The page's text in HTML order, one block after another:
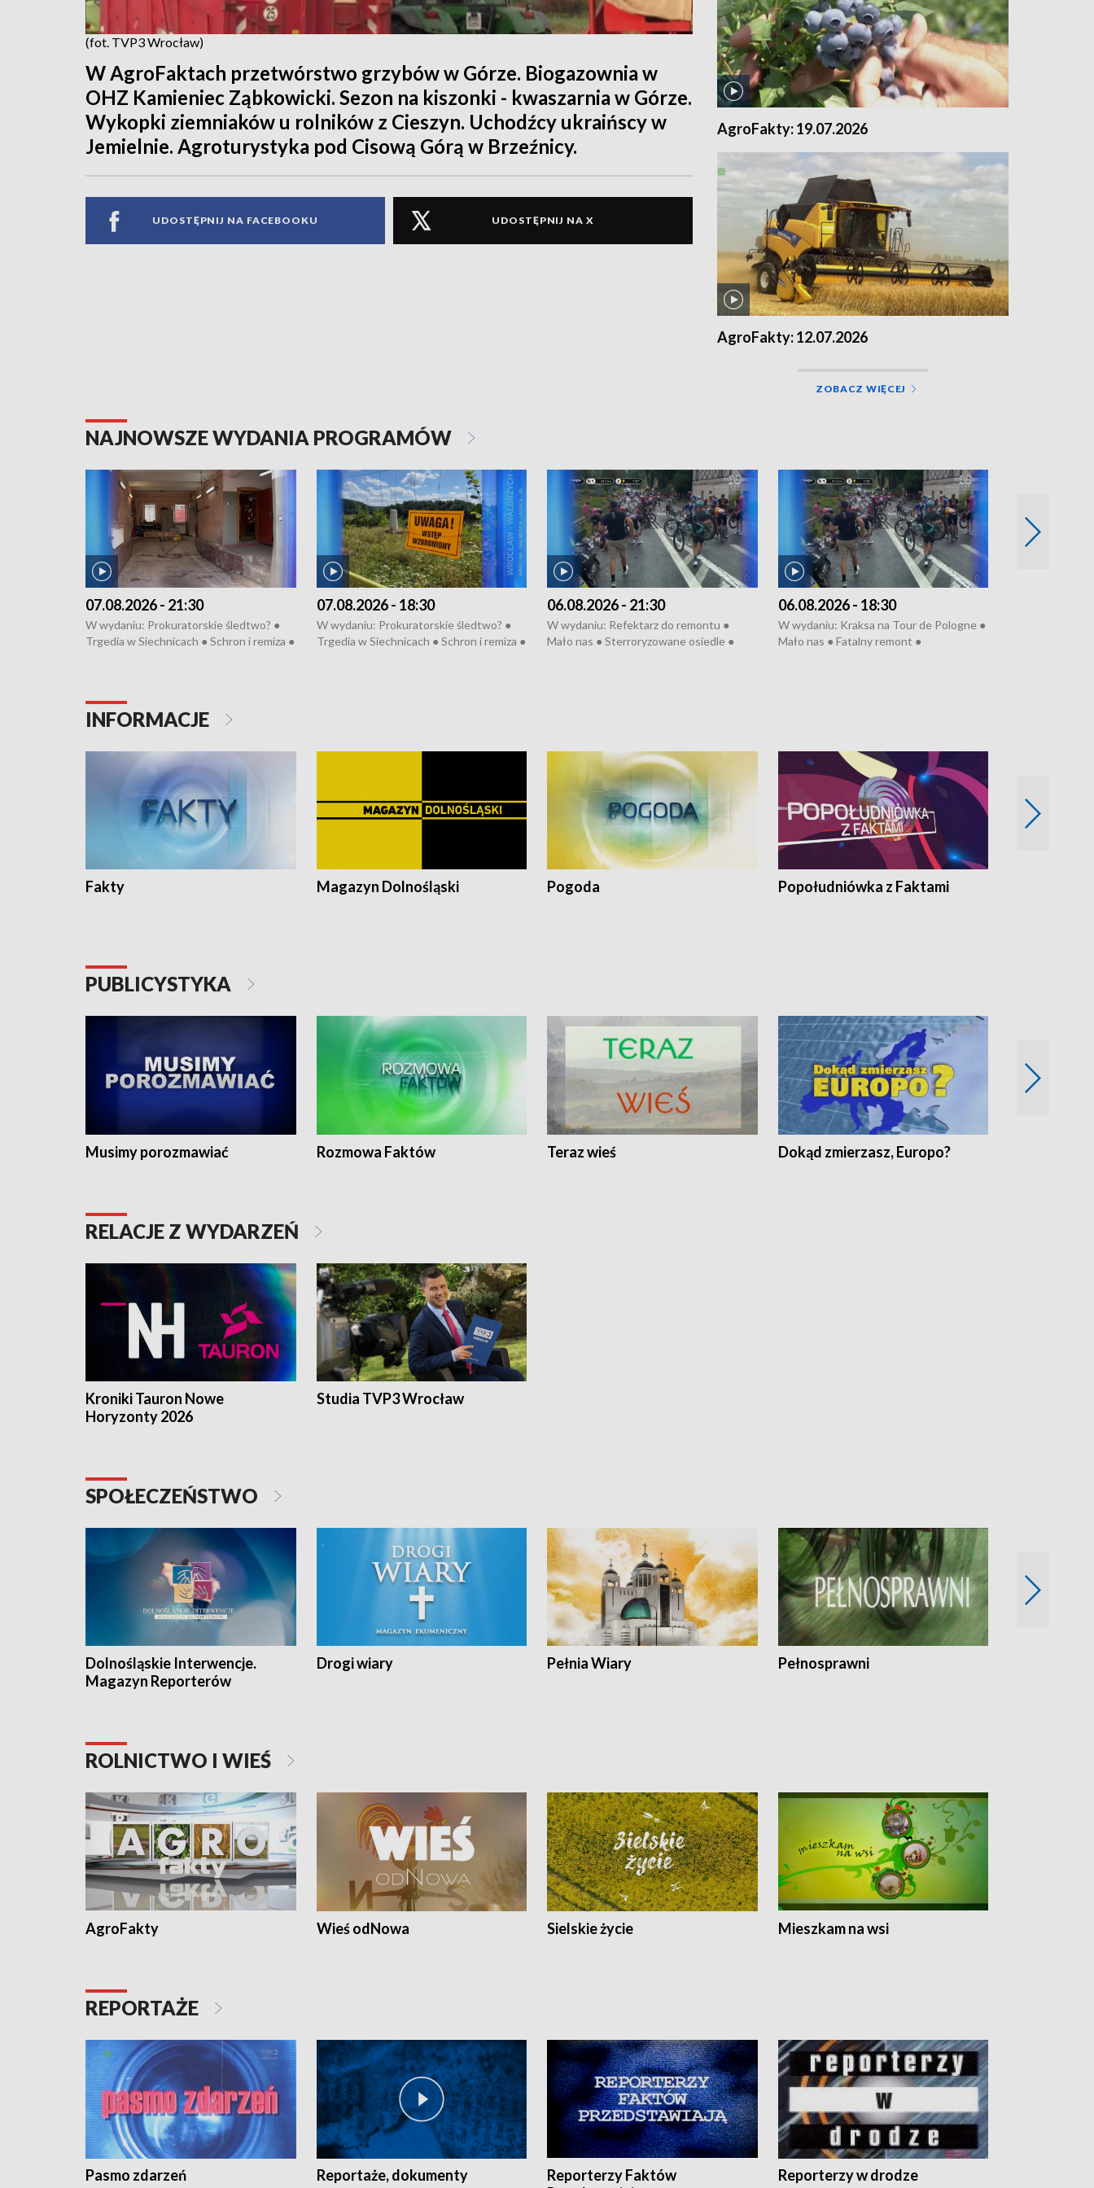
(fot. TVP3 Wrocław)
W AgroFaktach przetwórstwo grzybów w Górze. Biogazownia w
OHZ Kamieniec Ząbkowicki. Sezon na kiszonki - kwaszarnia w Górze.
Wykopki ziemniaków u rolników z Cieszyn. Uchodźcy ukraińscy w
Jemielnie. Agroturystyka pod Cisową Górą w Brzeźnicy.
UDOSTĘPNIJ NA FACEBOOKU UDOSTĘPNIJ NA X
AgroFakty: 19.07.2026
AgroFakty: 12.07.2026
ZOBACZ WIĘCEJ
NAJNOWSZE WYDANIA PROGRAMÓW
07.08.2026 - 21:30
W wydaniu: Prokuratorskie śledtwo? ●
Trgedia w Siechnicach ● Schron i remiza ●
● Odbudowa po powodzi ● Filmowy
Lubomierz
07.08.2026 - 18:30
W wydaniu: Prokuratorskie śledtwo? ●
Trgedia w Siechnicach ● Schron i remiza ●
06.08.2026 - 21:30
W wydaniu: Refektarz do remontu ●
Mało nas ● Sterroryzowane osiedle ●
06.08.2026 - 18:30
W wydaniu: Kraksa na Tour de Pologne ●
Mało nas ● Fatalny remont ●
INFORMACJE
Fakty Magazyn Dolnośląski Pogoda Popołudniówka z Faktami
PUBLICYSTYKA
Musimy porozmawiać Rozmowa Faktów Teraz wieś Dokąd zmierzasz, Europo?
RELACJE Z WYDARZEŃ
Kroniki Tauron Nowe
Horyzonty 2026
Studia TVP3 Wrocław
SPOŁECZEŃSTWO
Dolnośląskie Interwencje.
Magazyn Reporterów
Drogi wiary Pełnia Wiary Pełnosprawni
ROLNICTWO I WIEŚ
AgroFakty Wieś odNowa Sielskie życie Mieszkam na wsi
REPORTAŻE
Pasmo zdarzeń Reportaże, dokumenty
Reporterzy Faktów
Reporterzy w drodze